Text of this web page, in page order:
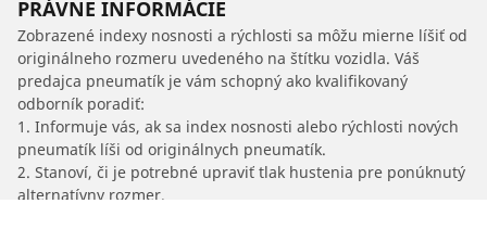
PRÁVNE INFORMÁCIE
Zobrazené indexy nosnosti a rýchlosti sa môžu mierne líšiť od
originálneho rozmeru uvedeného na štítku vozidla. Váš
predajca pneumatík je vám schopný ako kvalifikovaný
odborník poradiť:
1. Informuje vás, ak sa index nosnosti alebo rýchlosti nových
pneumatík líši od originálnych pneumatík.
2. Stanoví, či je potrebné upraviť tlak hustenia pre ponúknutý
alternatívny rozmer.